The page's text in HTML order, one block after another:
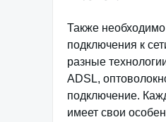
Также необходимо
подключения к
разные
ADSL,
подключение.
имеет свои